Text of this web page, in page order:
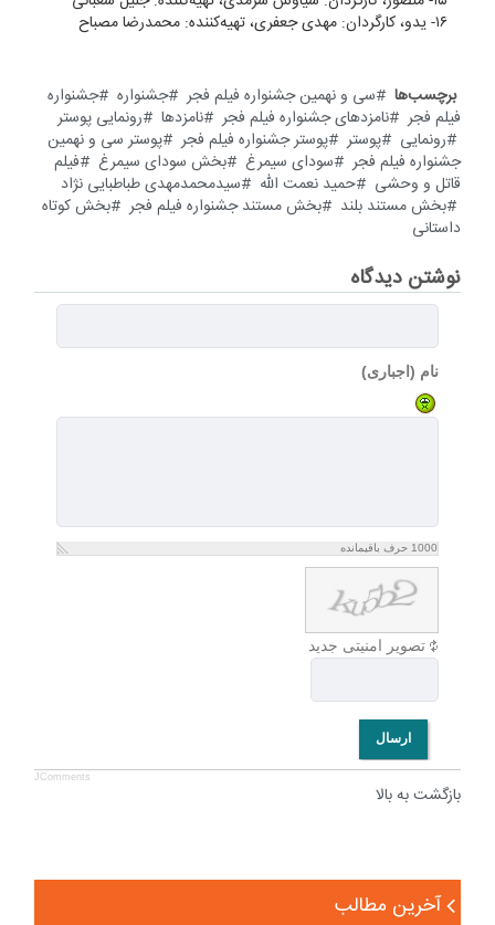
۱۶- یدو، کارگردان: مهدی جعفری، تهیه‌کننده: محمدرضا مصباح
برچسب‌ها سی و نهمین جشنواره فیلم فجر جشنواره
جشنواره
فیلم فجر
نامزدهای جشنواره فیلم فجر نامزدها
رونمایی پوستر
رونمایی
پوستر پوستر جشنواره فیلم فجر
پوستر سی و نهمین
جشنواره فیلم فجر
سودای سیمرغ بخش سودای سیمرغ
فیلم
قاتل و وحشی
حمید نعمت الله
سیدمحمدمهدی طباطبایی نژاد
بخش مستند بلند
بخش مستند جشنواره فیلم فجر
بخش کوتاه
داستانی
نوشتن دیدگاه
نام (اجباری)
1000 حرف باقیمانده
تصویر امنیتی جدید
ارسال
JComments
بازگشت به بالا
آخرین مطالب